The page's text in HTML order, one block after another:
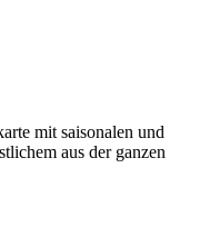
mit saisonalen und
aus der ganzen